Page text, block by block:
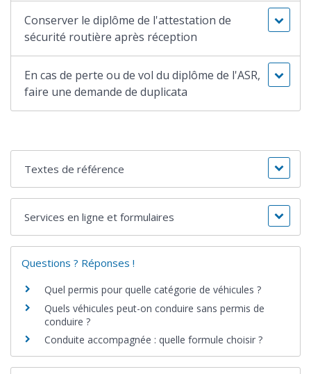
Conserver le diplôme de l'attestation de
sécurité routière après réception
En cas de perte ou de vol du diplôme de l'ASR,
faire une demande de duplicata
Textes de référence
Services en ligne et formulaires
Questions ? Réponses !
Quel permis pour quelle catégorie de véhicules ?
Quels véhicules peut-on conduire sans permis de
conduire ?
Conduite accompagnée : quelle formule choisir ?